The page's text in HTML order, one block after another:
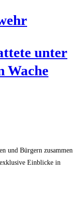
unter
Wache
und Bürgern zusammen
Einblicke in